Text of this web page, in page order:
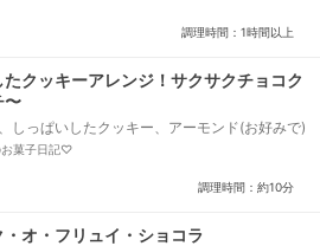
調理時間：1時間以上
たクッキーアレンジ！サクサクチョコク
〜
しっぱいしたクッキー、アーモンド(お好みで)
菓子日記♡
調理時間：約10分
・オ・フリュイ・ショコラ